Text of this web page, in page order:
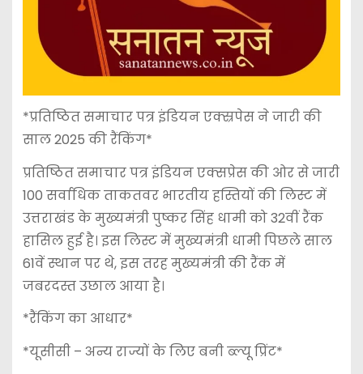
*प्रतिष्ठित समाचार पत्र इंडियन एक्स्रपेस ने जारी की
साल 2025 की रैंकिंग*
प्रतिष्ठित समाचार पत्र इंडियन एक्सप्रेस की ओर से जारी
100 सर्वाधिक ताकतवर भारतीय हस्तियों की लिस्ट में
उत्तराखंड के मुख्यमंत्री पुष्कर सिंह धामी को 32वीं रैंक
हासिल हुई है। इस लिस्ट में मुख्यमंत्री धामी पिछले साल
61वें स्थान पर थे, इस तरह मुख्यमंत्री की रैंक में
जबरदस्त उछाल आया है।
*रैंकिंग का आधार*
*यूसीसी – अन्य राज्यों के लिए बनी ब्ल्यू प्रिंट*